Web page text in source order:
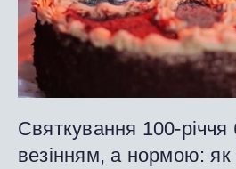
Святкування 100-річчя
везінням, а нормою: як